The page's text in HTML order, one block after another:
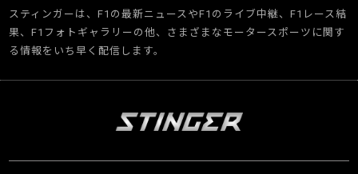
スティンガーは、F1の最新ニュースやF1のライブ中継、F1レース結
果、F1フォトギャラリーの他、さまざまなモータースポーツに関す
る情報をいち早く配信します。